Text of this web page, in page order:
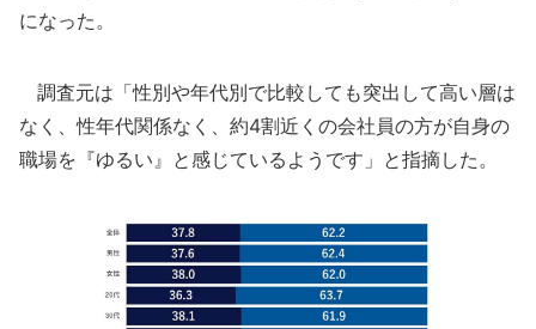
になった。
調査元は「性別や年代別で比較しても突出して高い層は
なく、性年代関係なく、約4割近くの会社員の方が自身の
職場を『ゆるい』と感じているようです」と指摘した。